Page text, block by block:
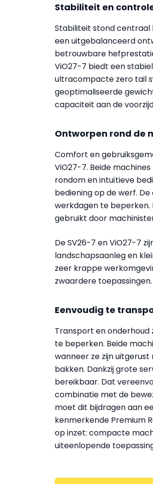
Stabiliteit en
Stabiliteit stond centraal
een uitgebalanceerd
betrouwbare
ViO27-7 biedt een
ultracompacte zero tail
geoptimaliseerde
capaciteit aan de
Ontworpen rond de
Comfort en
ViO27-7. Beide
rondom en intuïtieve
bediening op de werf.
werkdagen te beperken.
gebruikt door
De SV26-7 en ViO27-7
landschapsaanleg en
zeer krappe
zwaardere toepassingen.
Eenvoudig te
Transport en
te beperken. Beide
wanneer ze zijn
bakken. Dankzij grote
bereikbaar. Dat
combinatie met de
moet dit bijdragen aan
kenmerkende Premium
op inzet: compacte
uiteenlopende